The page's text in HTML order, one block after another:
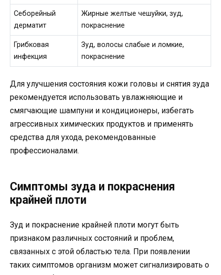
Себорейный
дерматит
Жирные желтые чешуйки, зуд,
покраснение
Грибковая
инфекция
Зуд, волосы слабые и ломкие,
покраснение
Для улучшения состояния кожи головы и снятия зуда
рекомендуется использовать увлажняющие и
смягчающие шампуни и кондиционеры, избегать
агрессивных химических продуктов и применять
средства для ухода, рекомендованные
профессионалами.
Симптомы зуда и покраснения
крайней плоти
Зуд и покраснение крайней плоти могут быть
признаком различных состояний и проблем,
связанных с этой областью тела. При появлении
таких симптомов организм может сигнализировать о